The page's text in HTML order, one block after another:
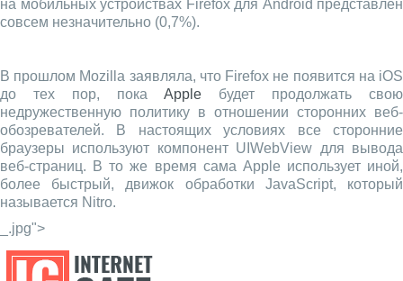
на мобильных устройствах Firefox для Android представлен
совсем незначительно (0,7%).
В прошлом Mozilla заявляла, что Firefox не появится на iOS
до тех пор, покаApple будет продолжать свою
недружественную политику в отношении сторонних веб-
обозревателей. В настоящих условиях все сторонние
браузеры используют компонент UIWebView для вывода
веб-страниц. В то же время сама Apple использует иной,
более быстрый, движок обработки JavaScript, который
называется Nitro.
_.jpg">